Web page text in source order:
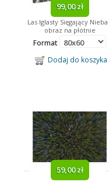
99,00 zł
Las Iglasty Sięgający Nieba
obraz na płótnie
Format
Dodaj do koszyka
59,00 zł